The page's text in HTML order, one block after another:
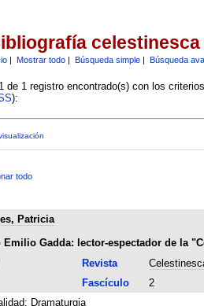
celestinesca
| Mostrar todo| Búsqueda simple| Búsqueda
de 1 registro encontrado(s) con los
):
todo
Patricia
Emilio Gadda: lector-espectador de la
Revista
Fascículo
2
; Dramaturgia